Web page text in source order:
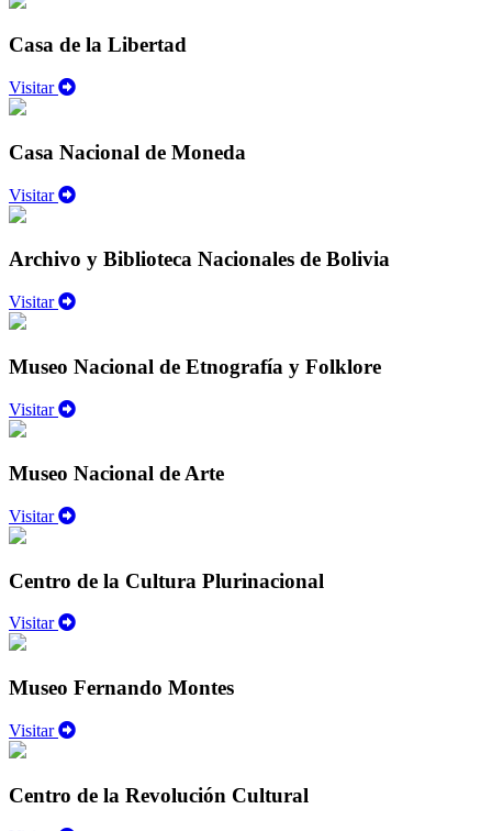
Casa de la Libertad
Visitar
Casa Nacional de Moneda
Visitar
Archivo y Biblioteca Nacionales de Bolivia
Visitar
Museo Nacional de Etnografía y Folklore
Visitar
Museo Nacional de Arte
Visitar
Centro de la Cultura Plurinacional
Visitar
Museo Fernando Montes
Visitar
Centro de la Revolución Cultural